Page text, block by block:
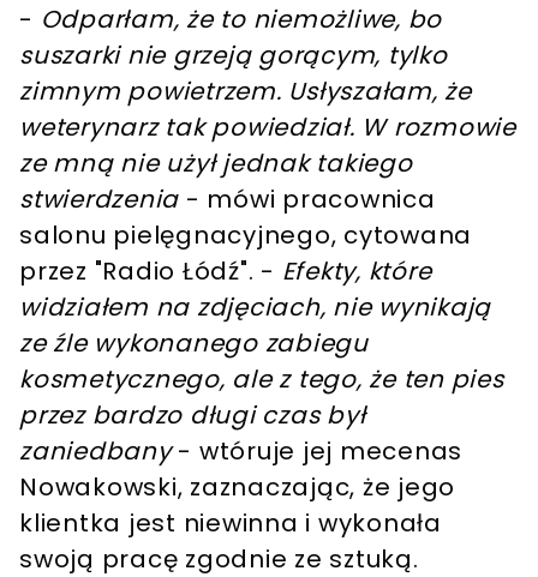
- Odparłam, że to niemożliwe, bo
suszarki nie grzeją gorącym, tylko
zimnym powietrzem. Usłyszałam, że
weterynarz tak powiedział. W rozmowie
ze mną nie użył jednak takiego
stwierdzenia - mówi pracownica
salonu pielęgnacyjnego, cytowana
przez "Radio Łódź". - Efekty, które
widziałem na zdjęciach, nie wynikają
ze źle wykonanego zabiegu
kosmetycznego, ale z tego, że ten pies
przez bardzo długi czas był
zaniedbany- wtóruje jej mecenas
Nowakowski, zaznaczając, że jego
klientka jest niewinna i wykonała
swoją pracę zgodnie ze sztuką.